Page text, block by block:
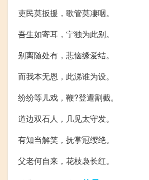
吏民莫扳援，歌管莫凄咽。
吾生如寄耳，宁独为此别。
别离随处有，悲恼缘爱结。
而我本无恩，此涕谁为设。
纷纷等儿戏，鞭?登遭割截。
道边双石人，几见太守发。
有知当解笑，抚掌冠缨绝。
父老何自来，花枝袅长红。